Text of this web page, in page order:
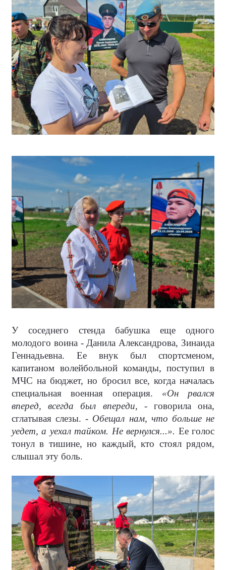
У соседнего стенда бабушка еще одного
молодого воина - Данила Александрова, Зинаида
Геннадьевна. Ее внук был спортсменом,
капитаном волейбольной команды, поступил в
МЧС на бюджет, но бросил все, когда началась
специальная военная операция. «Он рвался
вперед, всегда был впереди, - говорила она,
сглатывая слезы. - Обещал нам, что больше не
уедет, а уехал тайком. Не вернулся...». Ее голос
тонул в тишине, но каждый, кто стоял рядом,
слышал эту боль.